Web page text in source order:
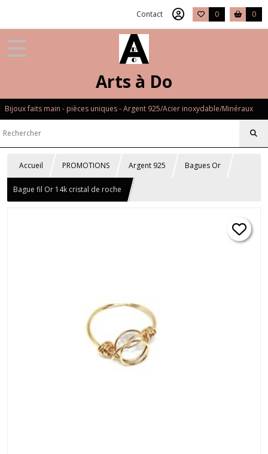
Contact 0 0
Arts à Do
Bijoux faits main - pièces uniques - Argent 925/Acier inoxydable/Minéraux
Accueil PROMOTIONS Argent 925 Bagues Or
Bague fil Or 14k cristal de roche